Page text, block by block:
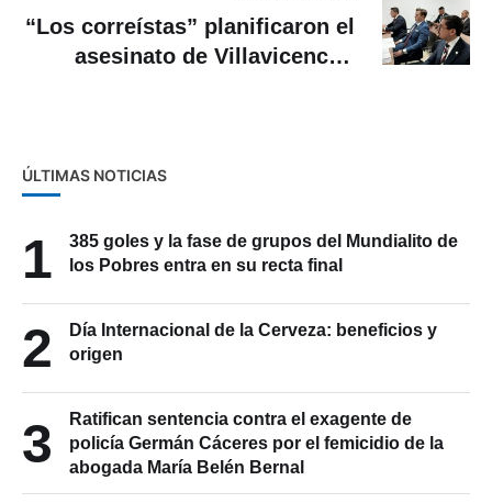
“Los correístas” planificaron el
asesinato de Villavicencio,
ÚLTIMAS NOTICIAS
1
385 goles y la fase de grupos del Mundialito de
los Pobres entra en su recta final
2
Día Internacional de la Cerveza: beneficios y
origen
3
Ratifican sentencia contra el exagente de
policía Germán Cáceres por el femicidio de la
abogada María Belén Bernal